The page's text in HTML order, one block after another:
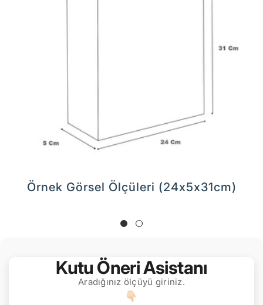
Örnek Görsel Ölçüleri (24x5x31cm)
Kutu Öneri Asistanı
Aradığınız ölçüyü giriniz.